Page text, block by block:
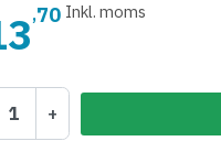
,70 Inkl. moms
+